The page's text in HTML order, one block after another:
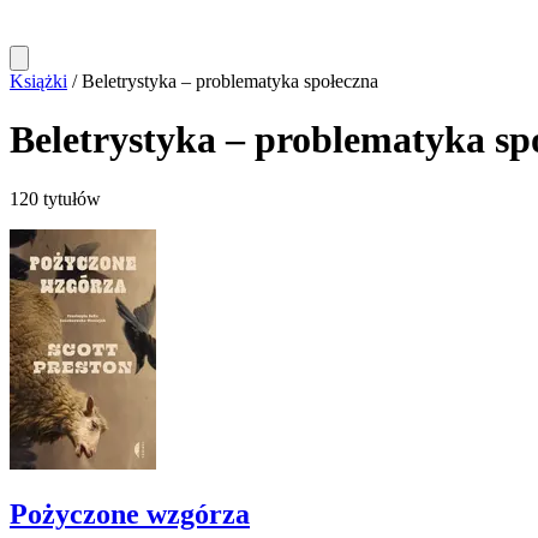
Książki / Beletrystyka – problematyka społeczna
Beletrystyka – problematyka
120 tytułów
Pożyczone wzgórza